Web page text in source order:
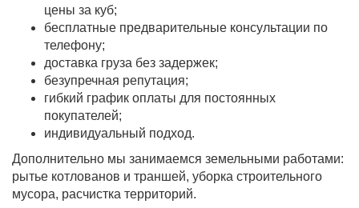
цены за куб;
бесплатные предварительные консультации по
телефону;
доставка груза без задержек;
безупречная репутация;
гибкий график оплаты для постоянных
покупателей;
индивидуальный подход.
Дополнительно мы занимаемся земельными работами:
рытье котлованов и траншей, уборка строительного
мусора, расчистка территорий.